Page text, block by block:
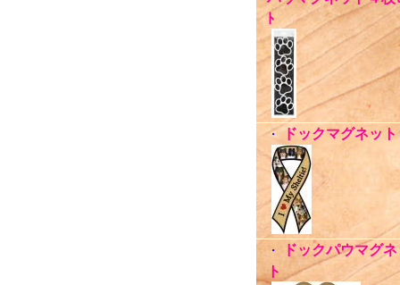
ﾄ
・ドックマグネット
・
ドックパウマグ
ト